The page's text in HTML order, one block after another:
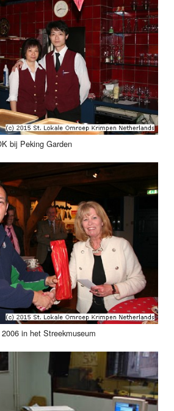
bij Peking Garden
in het Streekmuseum